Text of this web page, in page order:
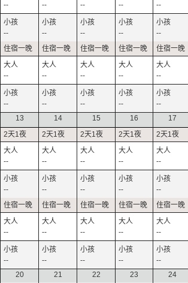
--
--
--
--
--
--
--
--
--
--
--
--
--
--
--
--
--
--
--
--
13
--
--
--
--
14
--
--
--
--
15
--
--
--
--
16
--
--
--
--
17
--
--
--
--
20
21 22 23 24